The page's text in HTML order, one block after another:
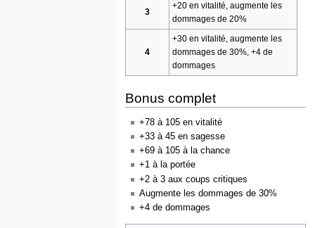
3
+20 en vitalité, augmente les
dommages de 20%
4
+30 en vitalité, augmente les
dommages de 30%, +4 de
dommages
Bonus complet
+78 à 105 en vitalité
+33 à 45 en sagesse
+69 à 105 à la chance
+1 à la portée
+2 à 3 aux coups critiques
Augmente les dommages de 30%
+4 de dommages